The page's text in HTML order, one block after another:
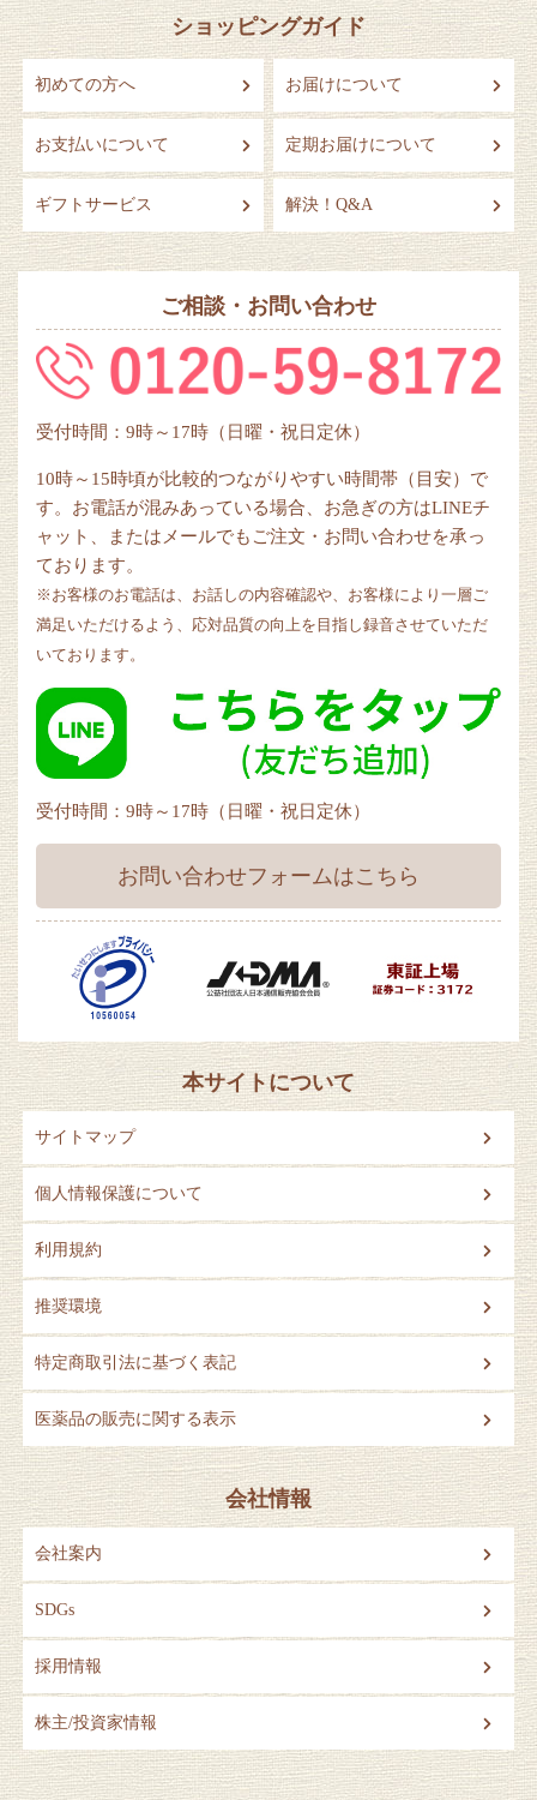
ショッピングガイド
初めての方へ お届けについて
お支払いについて 定期お届けについて
ギフトサービス 解決！Q&A
ご相談・お問い合わせ
受付時間：9時～17時（日曜・祝日定休）
10時～15時頃が比較的つながりやすい時間帯（目安）で
す。お電話が混みあっている場合、お急ぎの方はLINEチ
ャット、またはメールでもご注文・お問い合わせを承っ
ております。
※お客様のお電話は、お話しの内容確認や、お客様により一層ご
満足いただけるよう、応対品質の向上を目指し録音させていただ
いております。
受付時間：9時～17時（日曜・祝日定休）
お問い合わせフォームはこちら
本サイトについて
サイトマップ
個人情報保護について
利用規約
推奨環境
特定商取引法に基づく表記
医薬品の販売に関する表示
会社情報
会社案内
SDGs
採用情報
株主/投資家情報